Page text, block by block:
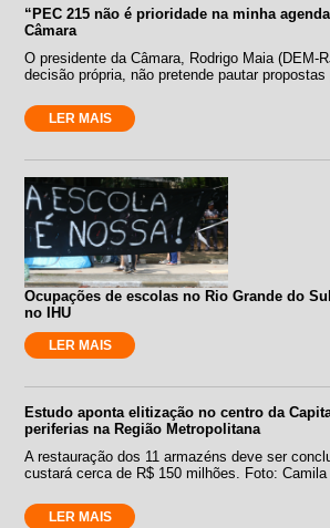
“PEC 215 não é prioridade na minha
Câmara
O presidente da Câmara, Rodrigo Maia (DEM-
decisão própria, não pretende pautar
LER MAIS
Ocupações de escolas no Rio Grande do
no IHU
LER MAIS
Estudo aponta elitização no centro da
periferias na Região Metropolitana
A restauração dos 11 armazéns deve ser
custará cerca de R$ 150 milhões. Foto:
LER MAIS